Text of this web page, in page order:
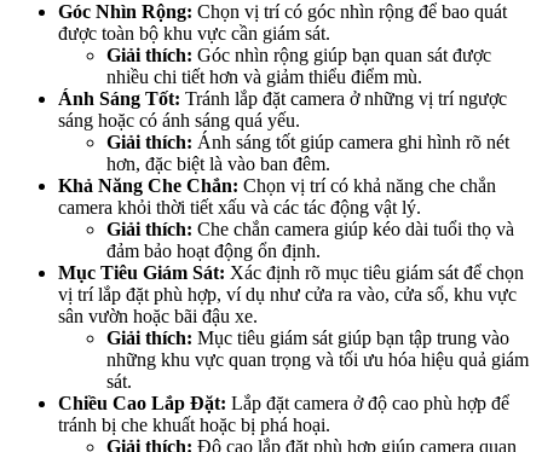
Góc Nhìn Rộng: Chọn vị trí có góc nhìn rộng để bao quát
được toàn bộ khu vực cần giám sát.
Giải thích: Góc nhìn rộng giúp bạn quan sát được
nhiều chi tiết hơn và giảm thiểu điểm mù.
Ánh Sáng Tốt: Tránh lắp đặt camera ở những vị trí ngược
sáng hoặc có ánh sáng quá yếu.
Giải thích: Ánh sáng tốt giúp camera ghi hình rõ nét
hơn, đặc biệt là vào ban đêm.
Khả Năng Che Chắn: Chọn vị trí có khả năng che chắn
camera khỏi thời tiết xấu và các tác động vật lý.
Giải thích: Che chắn camera giúp kéo dài tuổi thọ và
đảm bảo hoạt động ổn định.
Mục Tiêu Giám Sát: Xác định rõ mục tiêu giám sát để chọn
vị trí lắp đặt phù hợp, ví dụ như cửa ra vào, cửa sổ, khu vực
sân vườn hoặc bãi đậu xe.
Giải thích: Mục tiêu giám sát giúp bạn tập trung vào
những khu vực quan trọng và tối ưu hóa hiệu quả giám
sát.
Chiều Cao Lắp Đặt: Lắp đặt camera ở độ cao phù hợp để
tránh bị che khuất hoặc bị phá hoại.
Giải thích: Độ cao lắp đặt phù hợp giúp camera quan